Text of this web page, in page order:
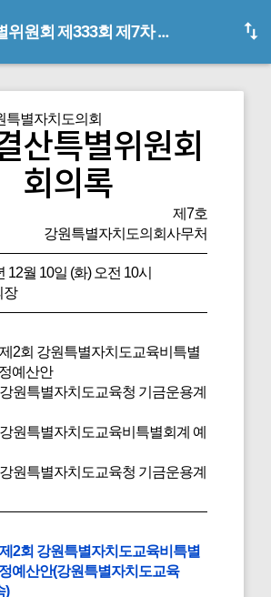
예산결산특별위원회 제333회 제7차 회의록
특별자치도의회
산특별위원회
회의록
제7호
강원특별자치도의회사무처
12월 10일 (화) 오전 10시
장
2회 강원특별자치도교육비특별
예산안
원특별자치도교육청 기금운용계
원특별자치도교육비특별회계 예
원특별자치도교육청 기금운용계
2회 강원특별자치도교육비특별
예산안(강원특별자치도교육
)